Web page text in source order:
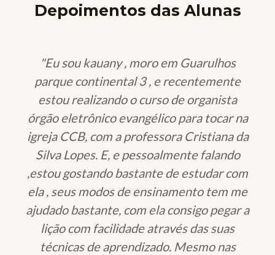
Depoimentos das Alunas
"Eu sou kauany , moro em Guarulhos
parque continental 3 , e recentemente
estou realizando o curso de organista
órgão eletrônico evangélico para tocar na
igreja CCB, com a professora Cristiana da
Silva Lopes. E, e pessoalmente falando
,estou gostando bastante de estudar com
ela , seus modos de ensinamento tem me
ajudado bastante, com ela consigo pegar a
lição com facilidade através das suas
técnicas de aprendizado. Mesmo nas